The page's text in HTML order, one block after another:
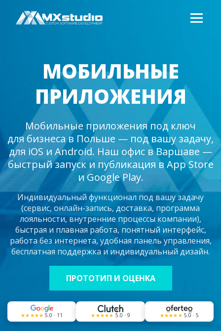
МОБИЛЬНЫЕ
ПРИЛОЖЕНИЯ
Мобильные приложения под ключ
для бизнеса в Польше — под вашу задачу,
для iOS и Android. Наш офис в Варшаве —
быстрый запуск и публикация в App Store
и Google Play.
Индивидуальный функционал под вашу задачу
(сервис, онлайн-запись, доставка, программа
лояльности, внутренние процессы компании),
быстрая и плавная работа, понятный интерфейс,
работа без интернета, удобная панель управления,
бесплатная поддержка и индивидуальный дизайн.
ПРОТОТИП И ОЦЕНКА
★★★★★ 5.0 · 11 ★★★★★ 5.0 · 9 ★★★★★ 5.0 · 5